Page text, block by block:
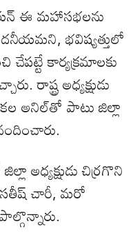
ఈ మహాసభలను
భవిష్యత్తులో
చేపట్టే కార్యక్రమాలకు
రాష్ట్ర అధ్యక్షుడు
అనిల్‌తో పాటు జిల్లా
అధ్యక్షుడు చిర్రగొని
సతీష్ చారీ, మరో